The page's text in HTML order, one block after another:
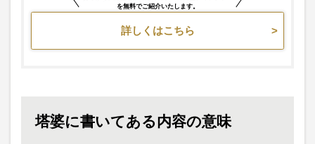
を無料でご紹介いたします。
詳しくはこちら
塔婆に書いてある内容の意味